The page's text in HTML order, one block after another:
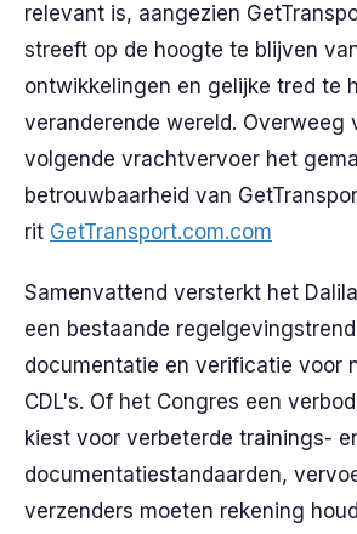
relevant is, aangezien
streeft op de hoogte te blijven
ontwikkelingen en gelijke tred te
veranderende wereld. Overweeg
volgende vrachtvervoer het
betrouwbaarheid van
rit GetTransport.com.com
Samenvattend versterkt het
een bestaande
documentatie en verificatie voor
CDL's. Of het Congres een
kiest voor verbeterde trainings-
documentatiestandaarden,
verzenders moeten rekening